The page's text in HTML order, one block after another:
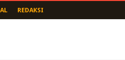
REDAKSI